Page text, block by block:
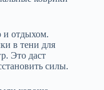
и отдыхом.
в тени для
Это даст
силы.